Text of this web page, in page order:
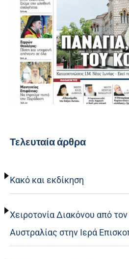
Τελευταία άρθρα
Κακό και εκδίκηση
Χειροτονία Διακόνου από
Αυστραλίας στην Ιερά